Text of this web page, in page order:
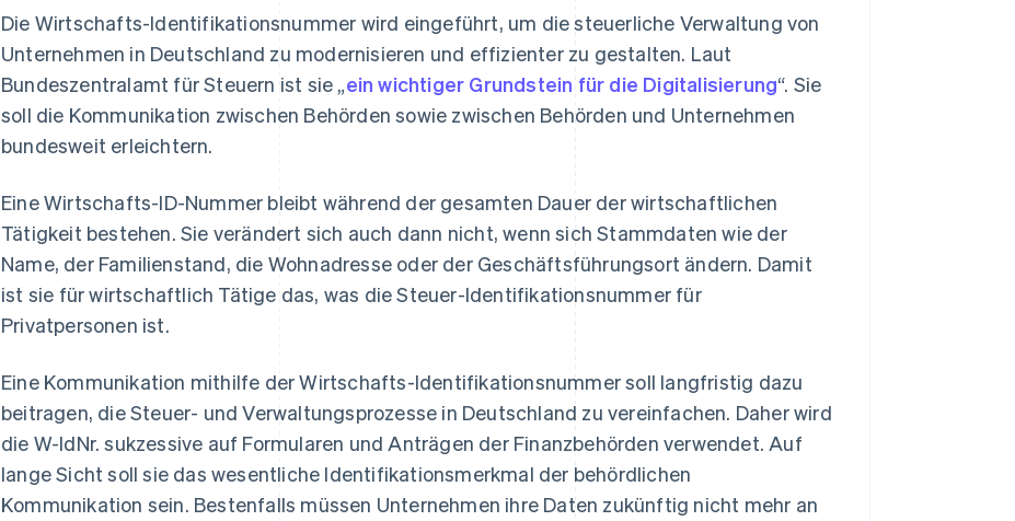
Die Wirtschafts-Identifikationsnummer wird eingeführt, um die steuerliche Verwaltung von
Unternehmen in Deutschland zu modernisieren und effizienter zu gestalten. Laut
Bundeszentralamt für Steuern ist sie „ein wichtiger Grundstein für die Digitalisierung“. Sie
soll die Kommunikation zwischen Behörden sowie zwischen Behörden und Unternehmen
bundesweit erleichtern.
Eine Wirtschafts-ID-Nummer bleibt während der gesamten Dauer der wirtschaftlichen
Tätigkeit bestehen. Sie verändert sich auch dann nicht, wenn sich Stammdaten wie der
Name, der Familienstand, die Wohnadresse oder der Geschäftsführungsort ändern. Damit
ist sie für wirtschaftlich Tätige das, was die Steuer-Identifikationsnummer für
Privatpersonen ist.
Eine Kommunikation mithilfe der Wirtschafts-Identifikationsnummer soll langfristig dazu
beitragen, die Steuer- und Verwaltungsprozesse in Deutschland zu vereinfachen. Daher wird
die W-IdNr. sukzessive auf Formularen und Anträgen der Finanzbehörden verwendet. Auf
lange Sicht soll sie das wesentliche Identifikationsmerkmal der behördlichen
Kommunikation sein. Bestenfalls müssen Unternehmen ihre Daten zukünftig nicht mehr an